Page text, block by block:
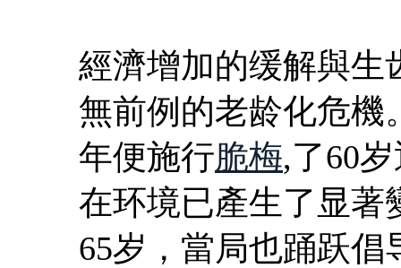
經濟增加的缓解與生
無前例的老龄化危機
年便施行脆梅,了60
在环境已產生了显著
65岁，當局也踊跃倡